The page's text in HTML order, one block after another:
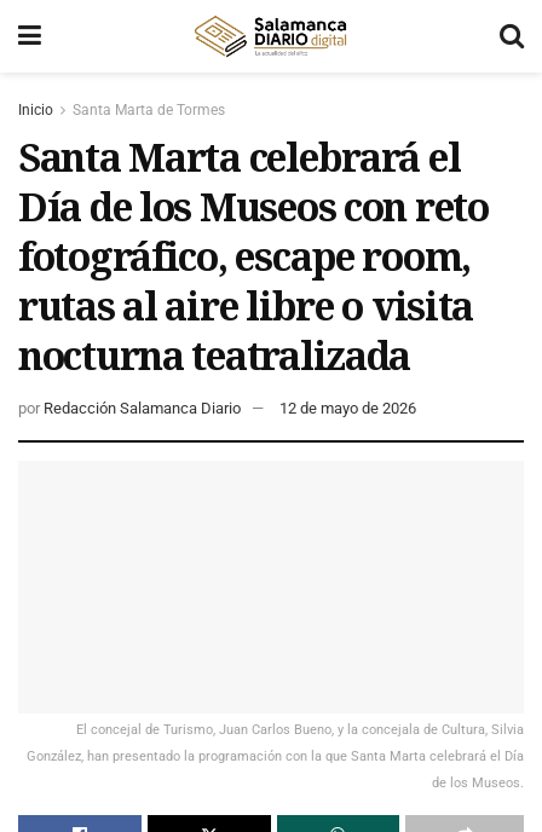
Inicio Santa Marta de Tormes
Santa Marta celebrará el
Día de los Museos con reto
fotográfico, escape room,
rutas al aire libre o visita
nocturna teatralizada
por Redacción Salamanca Diario 12 de mayo de 2026
El concejal de Turismo, Juan Carlos Bueno, y la concejala de Cultura, Silvia
González, han presentado la programación con la que Santa Marta celebrará el Día
de los Museos.